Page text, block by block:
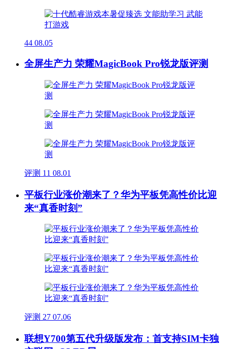
44 08.05
全屏生产力 荣耀MagicBook Pro锐龙版评测
评测 11 08.01
平板行业涨价潮来了？华为平板凭高性价比迎
来“真香时刻”
评测 27 07.06
联想Y700第五代升级版发布：首支持SIM卡独